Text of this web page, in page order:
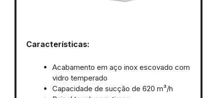
Características:
Acabamento em aço inox escovado com
vidro temperado
Capacidade de sucção de 620 m³/h